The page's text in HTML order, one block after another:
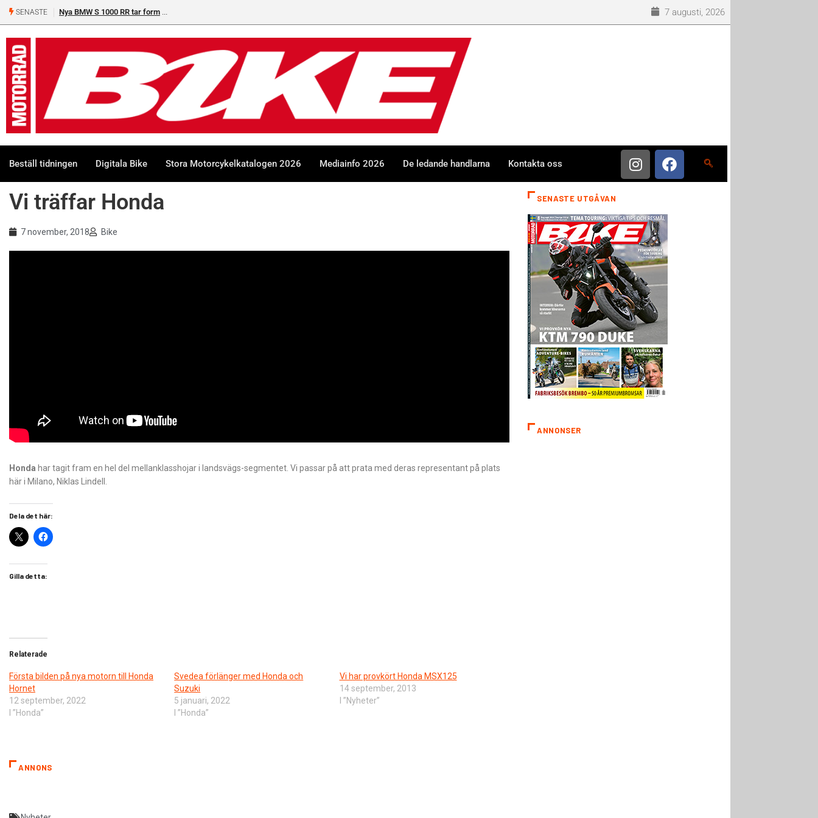
SENASTE Nya BMW S 1000 RR tar form 7 augusti, 2026
Beställ tidningen Digitala Bike Stora Motorcykelkatalogen 2026 Mediainfo 2026 De ledande handlarna Kontakta oss
Vi träffar Honda
7 november, 2018 Bike
Honda har tagit fram en hel del mellanklasshojar i landsvägs-segmentet. Vi passar på att prata med deras representant på plats
här i Milano, Niklas Lindell.
Dela det här:
Gilla detta:
Relaterade
Första bilden på nya motorn till Honda
Hornet
12 september, 2022
I ”Honda”
Svedea förlänger med Honda och
Suzuki
5 januari, 2022
I ”Honda”
Vi har provkört Honda MSX125
14 september, 2013
I ”Nyheter”
ANNONS
SENASTE UTGÅVAN
ANNONSER